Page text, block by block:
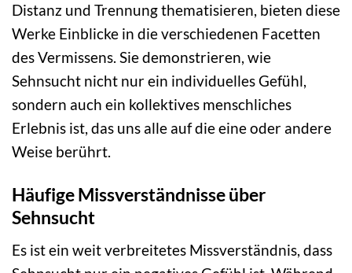
Distanz und Trennung thematisieren, bieten diese
Werke Einblicke in die verschiedenen Facetten
des Vermissens. Sie demonstrieren, wie
Sehnsucht nicht nur ein individuelles Gefühl,
sondern auch ein kollektives menschliches
Erlebnis ist, das uns alle auf die eine oder andere
Weise berührt.
Häufige Missverständnisse über
Sehnsucht
Es ist ein weit verbreitetes Missverständnis, dass